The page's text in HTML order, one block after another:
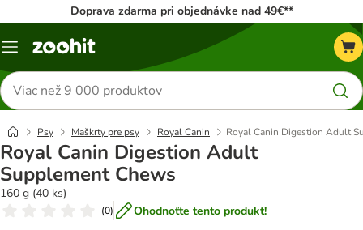
Doprava zdarma pri objednávke nad 49€**
Kategórie
Hľadať
produkty
Psy Maškrty pre psy Royal Canin Royal Canin Digestion Adult
Royal Canin Digestion Adult
Supplement Chews
160 g (40 ks)
(0) Ohodnoťte tento produkt!